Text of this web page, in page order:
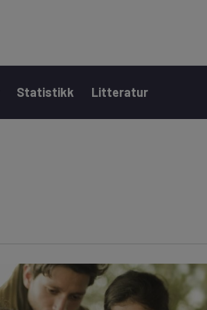
Statistikk Litteratur